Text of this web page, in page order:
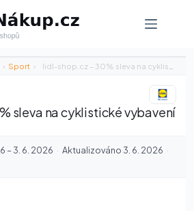
› Sport › lidl-shop.cz – 30% sleva na cyklistické…
sleva na cyklistické vybavení
– 3. 6. 2026 · Aktualizováno 3. 6. 2026 ·